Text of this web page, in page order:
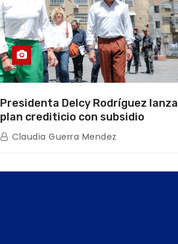
Presidenta Delcy Rodríguez lanza
plan crediticio con subsidio
directo en encuentro con Juntas
de Condominio
Claudia Guerra Mendez